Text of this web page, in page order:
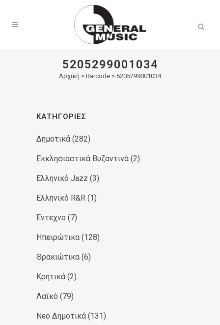
5205299001034
Αρχική > Barcode > 5205299001034
ΚΑΤΗΓΟΡΊΕΣ
Δημοτικά (282)
Εκκλησιαστικά Βυζαντινά (2)
Ελληνικό Jazz (3)
Ελληνικό R&R (1)
Έντεχνο (7)
Ηπειρώτικα (128)
Θρακιώτικα (6)
Κρητικά (2)
Λαϊκό (79)
Νεο Δημοτικά (131)